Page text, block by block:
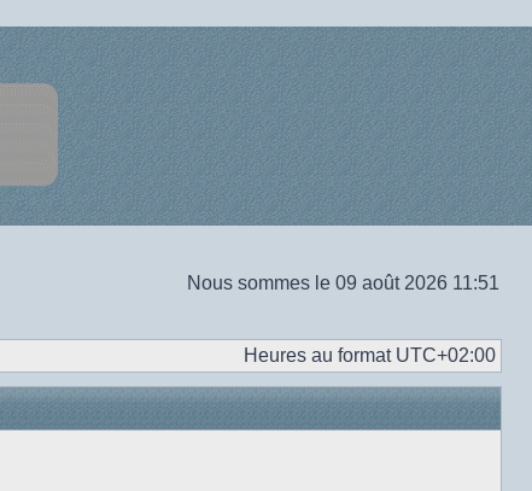
Nous sommes le 09 août 2026 11:51
Heures au format UTC+02:00